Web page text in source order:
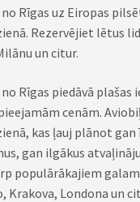
Rīgas uz Eiropas
Rezervējiet lētus
un citur.
Rīgas piedāvā plašas
cenām.
kas ļauj plānot gan
gan ilgākus
populārākajiem
Krakova, Londona un